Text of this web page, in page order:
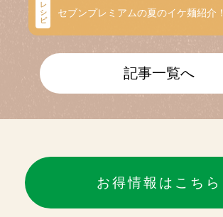
レ
シ
ピ
セブンプレミアムの夏のイケ麺紹介！
記事一覧へ
お得情報はこちら